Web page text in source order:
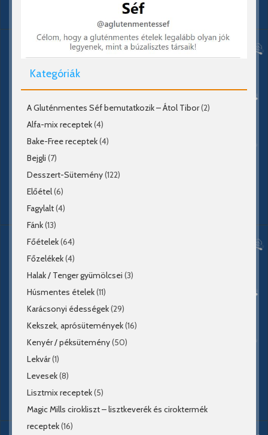
Kategóriák
A Gluténmentes Séf bemutatkozik – Átol Tibor(2)
Alfa-mix receptek(4)
Bake-Free receptek(4)
Bejgli (7)
Desszert-Sütemény(122)
Előétel(6)
Fagylalt(4)
Fánk(13)
Főételek(64)
Főzelékek(4)
Halak / Tenger gyümölcsei (3)
Húsmentes ételek(11)
Karácsonyi édességek(29)
Kekszek, aprósütemények(16)
Kenyér / péksütemény(50)
Lekvár(1)
Levesek(8)
Lisztmix receptek(5)
Magic Mills cirokliszt – lisztkeverék és ciroktermék
receptek(16)